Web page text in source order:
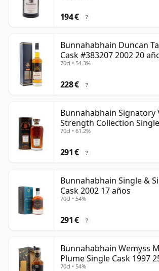
194 € ?
Bunnahabhain Duncan
Cask #383207 2002 20
70cl • 54.3%
228 € ?
Bunnahabhain Signatory
Strength Collection
70cl • 61.2%
291 € ?
Bunnahabhain Single &
Cask 2002 17 años
70cl • 54%
291 € ?
Bunnahabhain Wemyss
Plume Single Cask 1997
70cl • 54%